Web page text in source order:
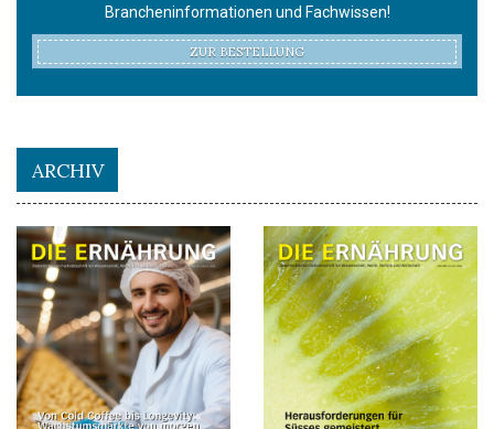
Brancheninformationen und Fachwissen!
ZUR BESTELLUNG
ARCHIV